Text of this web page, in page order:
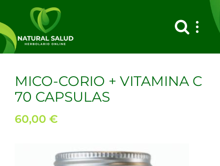
contenido
MICO-CORIO + VITAMINA C
70 CAPSULAS
60,00 €